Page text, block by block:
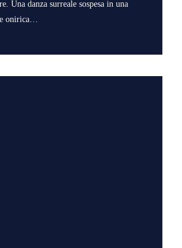
Una danza surreale sospesa in una
onirica…